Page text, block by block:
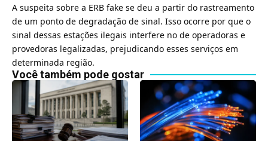
A suspeita sobre a ERB fake se deu a partir do rastreamento
de um ponto de degradação de sinal. Isso ocorre por que o
sinal dessas estações ilegais interfere no de operadoras e
provedoras legalizadas, prejudicando esses serviços em
determinada região.
Você também pode gostar